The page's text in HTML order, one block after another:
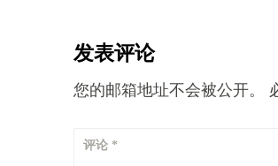
航
发表评论
您的邮箱地址不会被公开。
评论 *